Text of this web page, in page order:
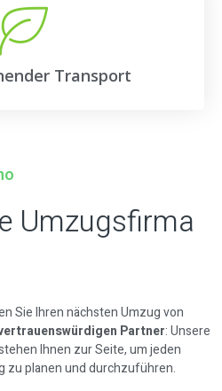
Transport
Umzugsfirma
Sie Ihren nächsten Umzug von
Partner: Unsere
Ihnen zur Seite, um jeden
zu planen und durchzuführen.